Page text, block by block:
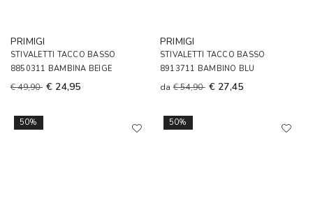
PRIMIGI
STIVALETTI TACCO BASSO
8850311 BAMBINA BEIGE
€ 49,90 € 24,95
PRIMIGI
STIVALETTI TACCO BASSO
8913711 BAMBINO BLU
da€ 54,90 € 27,45
50% 50%